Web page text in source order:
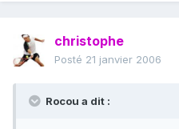
christophe
Posté 21 janvier 2006
Rocou a dit :